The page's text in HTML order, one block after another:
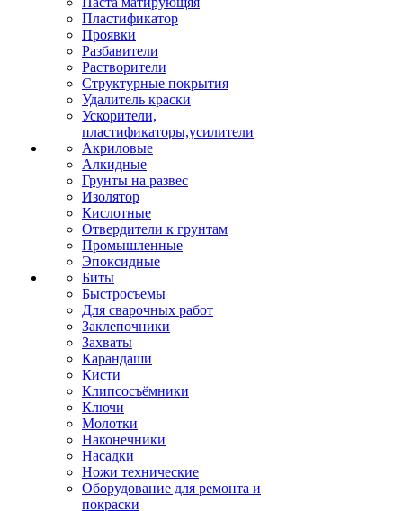
Пластификатор
Проявки
Разбавители
Растворители
Структурные покрытия
Удалитель краски
Ускорители,
пластификаторы,усилители
Акриловые
Алкидные
Грунты на развес
Изолятор
Кислотные
Отвердители к грунтам
Промышленные
Эпоксидные
Биты
Быстросъемы
Для сварочных работ
Заклепочники
Захваты
Карандаши
Кисти
Клипсосъёмники
Ключи
Молотки
Наконечники
Насадки
Ножи технические
Оборудование для ремонта и
покраски